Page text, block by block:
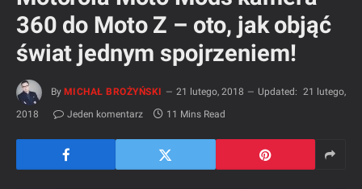
360 do Moto Z – oto, jak objąć
świat jednym spojrzeniem!
By MICHAŁ BROŻYŃSKI 21 lutego, 2018 Updated: 21 lutego,
2018
Jeden komentarz 11 Mins Read